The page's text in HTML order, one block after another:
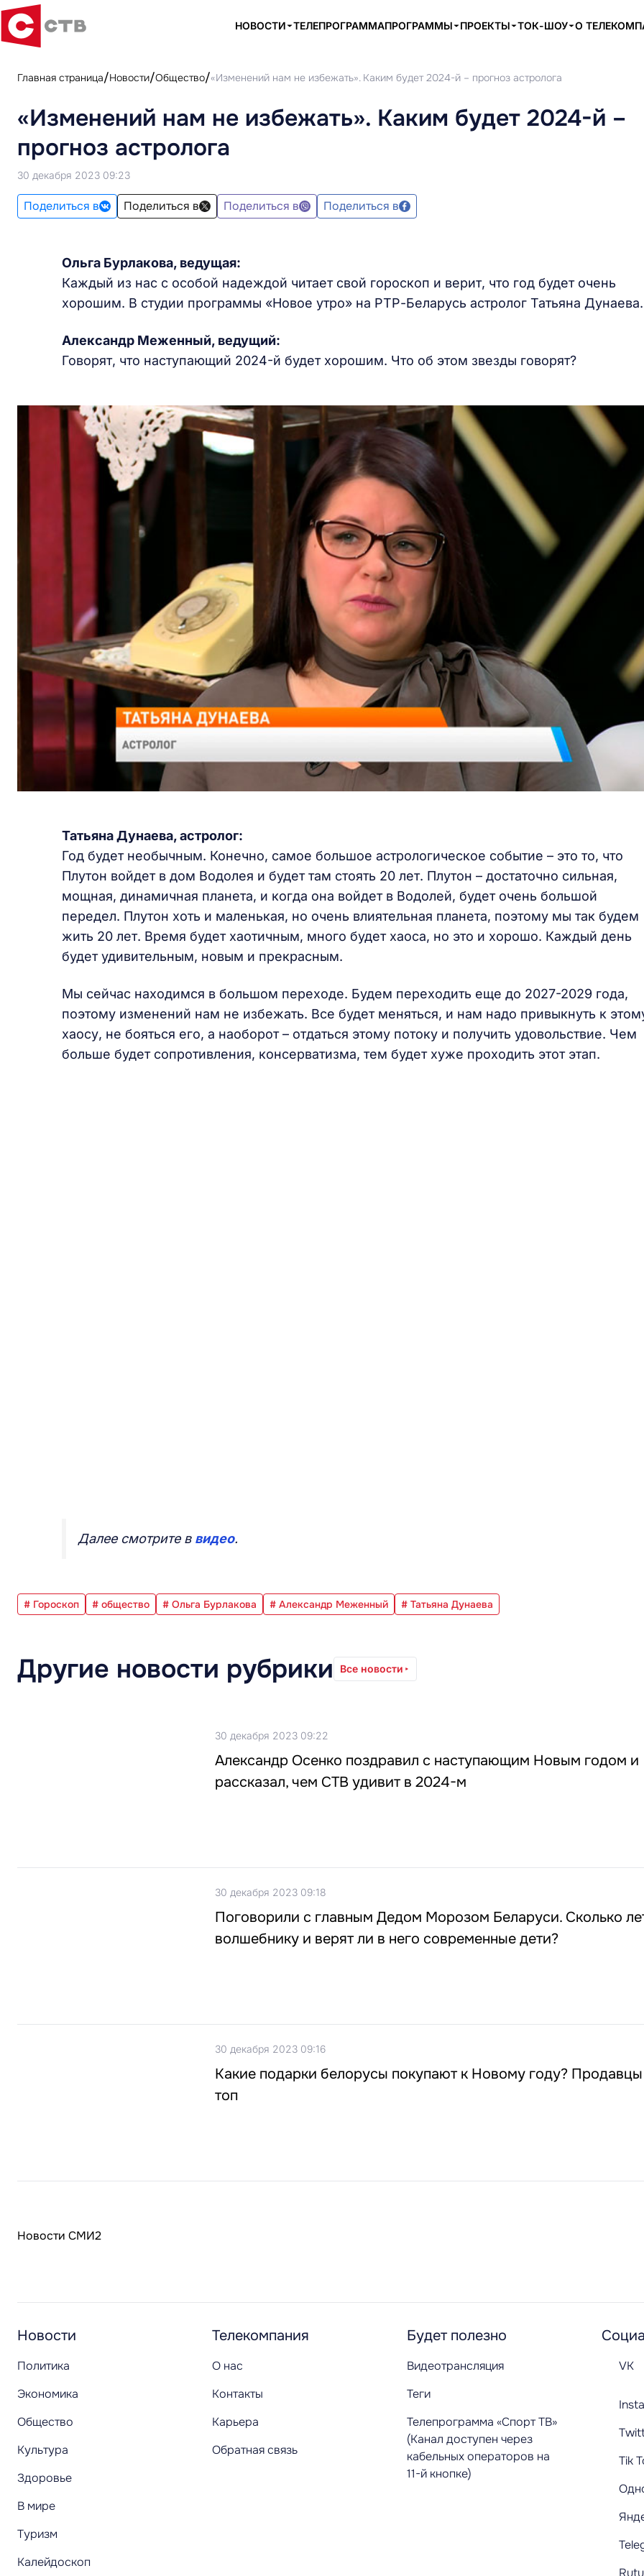
НОВОСТИ ТЕЛЕПРОГРАММАПРОГРАММЫ ПРОЕКТЫ ТОК-ШОУ О
Главная страница Новости Общество «Изменений нам не избежать». Каким будет 2024-й – прогноз астролога
«Изменений нам не избежать». Каким будет 2024-й –
прогноз астролога
30 декабря 2023 09:23
Поделиться в Поделиться в Поделиться в Поделиться в
Ольга Бурлакова, ведущая:
Каждый из нас с особой надеждой читает свой гороскоп и верит, что год будет очень
хорошим. В студии программы «Новое утро» на РТР-Беларусь астролог Татьяна Дунаева.
Александр Меженный, ведущий:
Говорят, что наступающий 2024-й будет хорошим. Что об этом звезды говорят?
Татьяна Дунаева,астролог:
Год будет необычным. Конечно, самое большое астрологическое событие – это то, что
Плутон войдет в дом Водолея и будет там стоять 20 лет. Плутон – достаточно сильная,
мощная, динамичная планета, и когда она войдет в Водолей, будет очень большой
передел. Плутон хоть и маленькая, но очень влиятельная планета, поэтому мы так будем
жить 20 лет. Время будет хаотичным, много будет хаоса, но это и хорошо. Каждый день
будет удивительным, новым и прекрасным.
Мы сейчас находимся в большом переходе. Будем переходить еще до 2027-2029 года,
поэтому изменений нам не избежать. Все будет меняться, и нам надо привыкнуть к
хаосу, не бояться его, а наоборот – отдаться этому потоку и получить удовольствие. Чем
больше будет сопротивления, консерватизма, тем будет хуже проходить этот этап.
Далее смотрите в видео.
# Гороскоп # общество # Ольга Бурлакова # Александр Меженный # Татьяна Дунаева
Другие новости рубрики Все новости
30 декабря 2023 09:22
Александр Осенко поздравил с наступающим Новым годом и
рассказал, чем СТВ удивит в 2024-м
30 декабря 2023 09:18
Поговорили с главным Дедом Морозом Беларуси. Сколько
волшебнику и верят ли в него современные дети?
30 декабря 2023 09:16
Какие подарки белорусы покупают к Новому году?
топ
Новости СМИ2
Новости
Политика
Экономика
Общество
Культура
Здоровье
В мире
Туризм
Калейдоскоп
Телекомпания
О нас
Контакты
Карьера
Обратная связь
Будет полезно
Видеотрансляция
Теги
Телепрограмма «Спорт ТВ»
(Канал доступен через
кабельных операторов на
11-й кнопке)
VK
Tik